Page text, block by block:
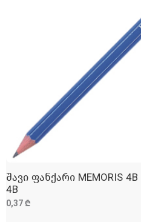
შავი ფანქარი MEMORIS
4B
0,37 ₾